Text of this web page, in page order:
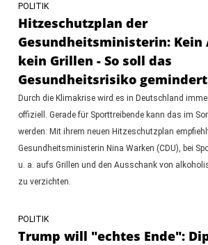
POLITIK
Hitzeschutzplan der
Gesundheitsministerin: Kein
kein Grillen - So soll das
Gesundheitsrisiko
Durch die Klimakrise wird es in Deutschland
offiziell. Gerade für Sporttreibende kann das im
werden: Mit ihrem neuen Hitzeschutzplan
Gesundheitsministerin Nina Warken (CDU), bei
u. a. aufs Grillen und den Ausschank von
zu verzichten.
POLITIK
Trump will "echtes Ende":